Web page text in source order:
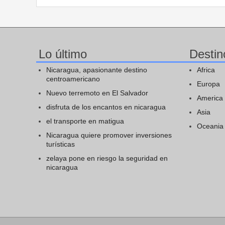
Lo último
Nicaragua, apasionante destino
centroamericano
Nuevo terremoto en El Salvador
disfruta de los encantos en nicaragua
el transporte en matigua
Nicaragua quiere promover inversiones
turísticas
zelaya pone en riesgo la seguridad en
nicaragua
Africa
Europa
America
Asia
Oceania